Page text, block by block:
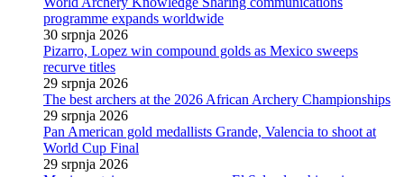
programme expands worldwide
30 srpnja 2026
Pizarro, Lopez win compound golds as Mexico sweeps
recurve titles
29 srpnja 2026
The best archers at the 2026 African Archery Championships
29 srpnja 2026
Pan American gold medallists Grande, Valencia to shoot at
World Cup Final
29 srpnja 2026